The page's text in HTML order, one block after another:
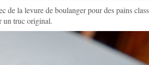
de la levure de boulanger pour des pains
un truc original.